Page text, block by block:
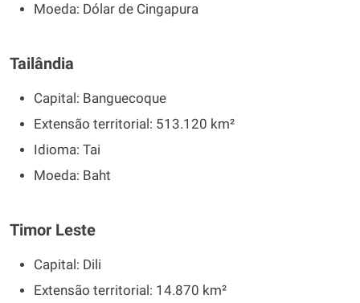
Moeda: Dólar de Cingapura
Tailândia
Capital: Banguecoque
Extensão territorial: 513.120 km²
Idioma: Tai
Moeda: Baht
Timor Leste
Capital: Dili
Extensão territorial: 14.870 km²